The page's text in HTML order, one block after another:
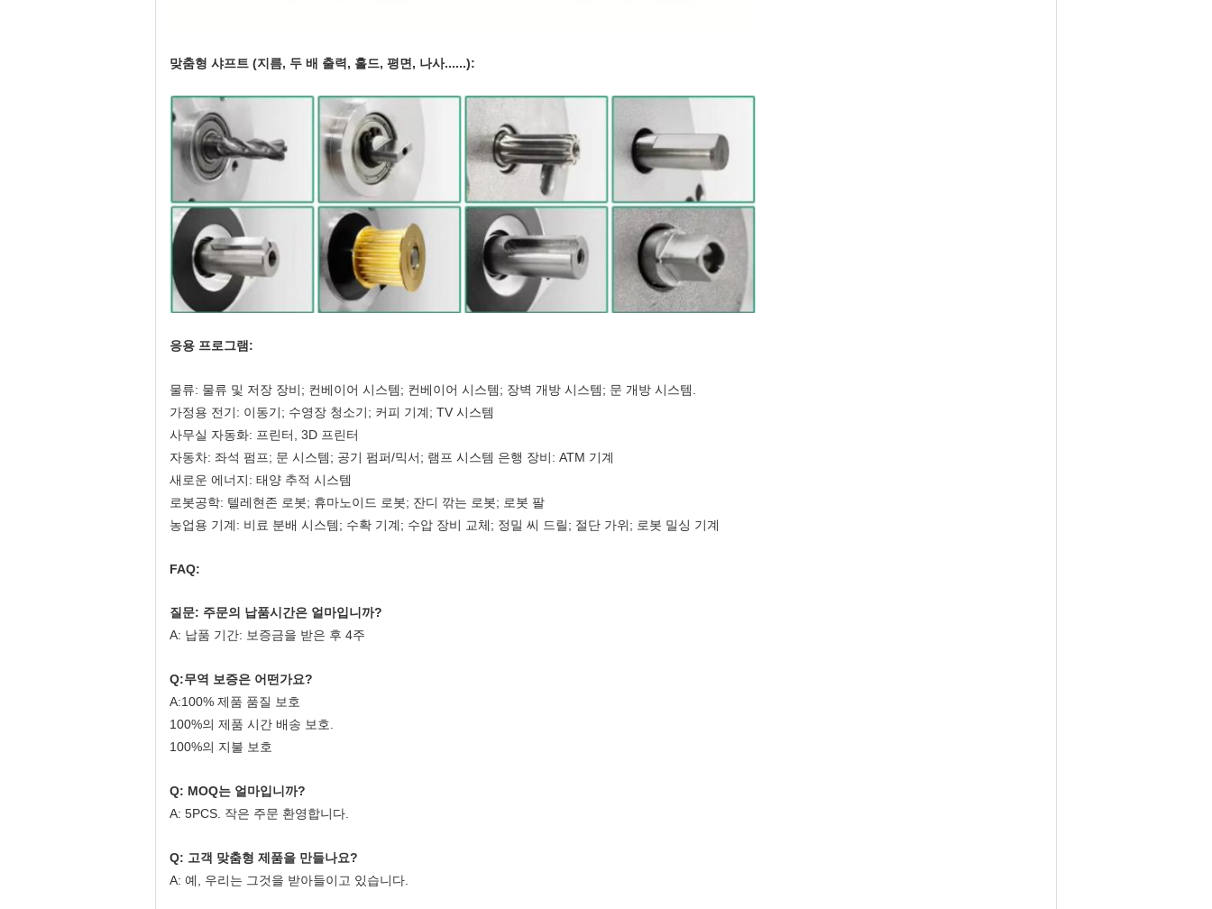
맞춤형 샤프트 (지름, 두 배 출력, 홀드, 평면, 나사......):
응용 프로그램:
물류: 물류 및 저장 장비; 컨베이어 시스템; 컨베이어 시스템; 장벽 개방 시스템; 문 개방 시스템.
가정용 전기: 이동기; 수영장 청소기; 커피 기계; TV 시스템
사무실 자동화: 프린터, 3D 프린터
자동차: 좌석 펌프; 문 시스템; 공기 펌퍼/믹서; 램프 시스템 은행 장비: ATM 기계
새로운 에너지: 태양 추적 시스템
로봇공학: 텔레현존 로봇; 휴마노이드 로봇; 잔디 깎는 로봇; 로봇 팔
농업용 기계: 비료 분배 시스템; 수확 기계; 수압 장비 교체; 정밀 씨 드릴; 절단 가위; 로봇 밀싱 기계
FAQ:
질문: 주문의 납품시간은 얼마입니까?
A: 납품 기간: 보증금을 받은 후 4주
Q:무역 보증은 어떤가요?
A:100% 제품 품질 보호
100%의 제품 시간 배송 보호.
100%의 지불 보호
Q: MOQ는 얼마입니까?
A: 5PCS. 작은 주문 환영합니다.
Q: 고객 맞춤형 제품을 만들나요?
A: 예, 우리는 그것을 받아들이고 있습니다.